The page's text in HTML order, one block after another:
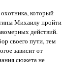
который
Михаилу пройти
действий.
своего пути, тем
зависит от
сюжета не